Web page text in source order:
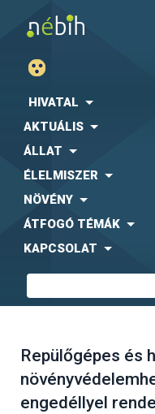
HIVATAL
AKTUÁLIS
ÁLLAT
ÉLELMISZER
NÖVÉNY
ÁTFOGÓ TÉMÁK
KAPCSOLAT
Repülőgépes és
engedéllyel